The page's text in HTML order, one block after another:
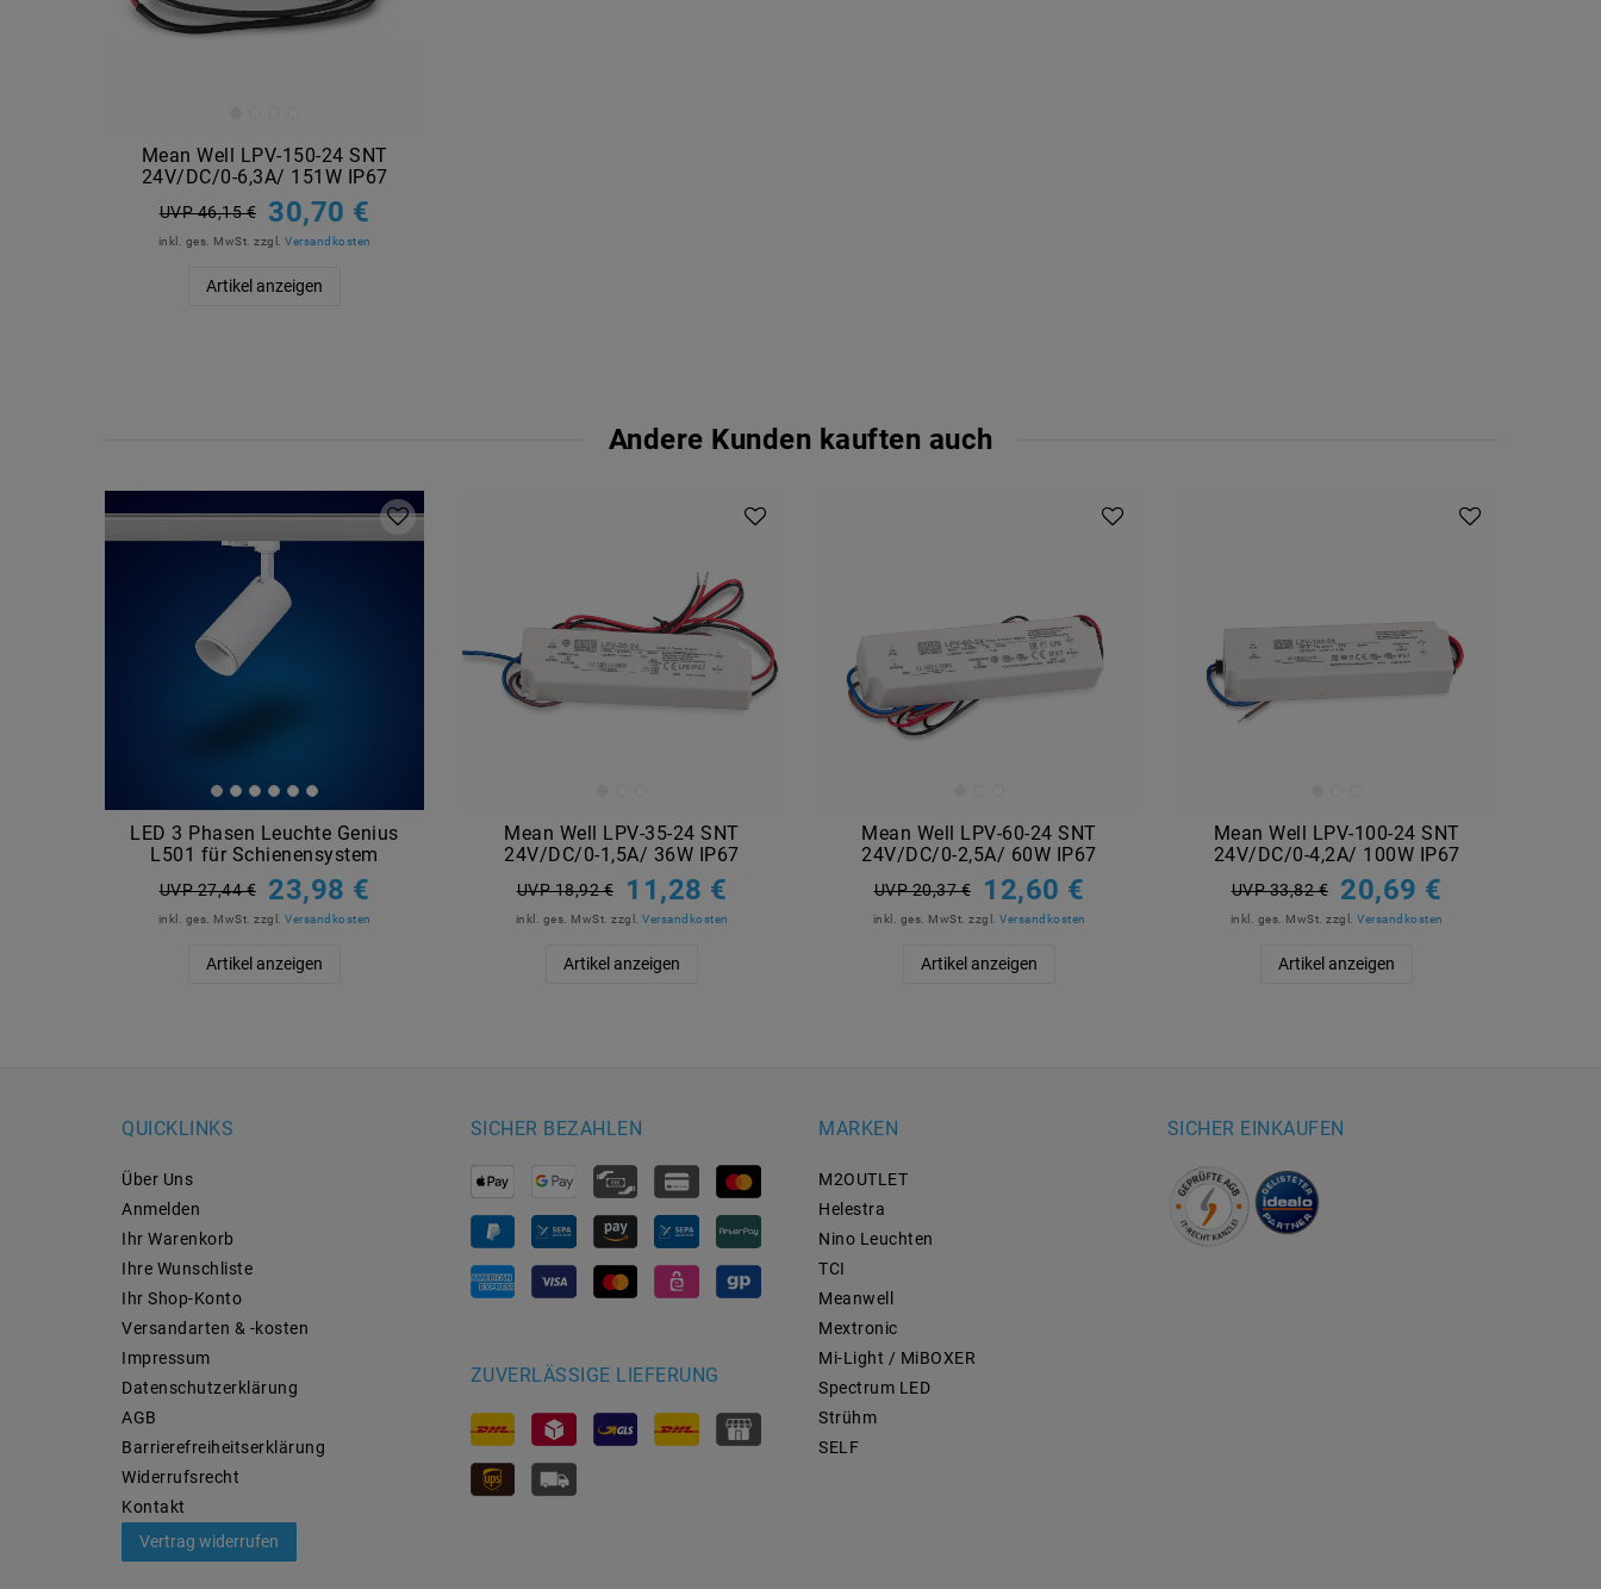
Mean Well LPV-150-24 SNT
24V/DC/0-6,3A/ 151W IP67
UVP 46,15 € 30,70 €
inkl. ges. MwSt. zzgl. Versandkosten
Artikel anzeigen
Andere Kunden kauften auch
LED 3 Phasen Leuchte Genius
L501 für Schienensystem
UVP 27,44 € 23,98 €
inkl. ges. MwSt. zzgl. Versandkosten
Artikel anzeigen
Mean Well LPV-35-24 SNT
24V/DC/0-1,5A/ 36W IP67
UVP 18,92 € 11,28 €
inkl. ges. MwSt. zzgl. Versandkosten
Artikel anzeigen
Mean Well LPV-60-24 SNT
24V/DC/0-2,5A/ 60W IP67
UVP 20,37 € 12,60 €
inkl. ges. MwSt. zzgl. Versandkosten
Artikel anzeigen
Mean Well LPV-100-24 SNT
24V/DC/0-4,2A/ 100W IP67
UVP 33,82 € 20,69 €
inkl. ges. MwSt. zzgl. Versandkosten
Artikel anzeigen
QUICKLINKS
Über Uns
Anmelden
Ihr Warenkorb
Ihre Wunschliste
Ihr Shop-Konto
Versandarten & -kosten
Impressum
Daten­schutz­erklärung
AGB
Barrierefreiheitserklärung
Widerrufs­recht
Kontakt
Vertrag widerrufen
SICHER BEZAHLEN
ZUVERLÄSSIGE LIEFERUNG
MARKEN
M2OUTLET
Helestra
Nino Leuchten
TCI
Meanwell
Mextronic
Mi-Light / MiBOXER
Spectrum LED
Strühm
SELF
SICHER EINKAUFEN